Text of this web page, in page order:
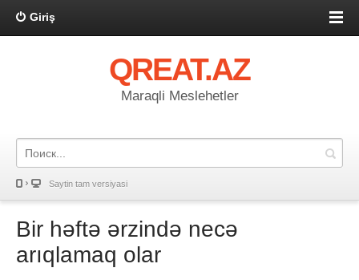
Giriş
QREAT.AZ
Maraqli Meslehetler
Saytin tam versiyasi
Bir həftə ərzində necə
arıqlamaq olar